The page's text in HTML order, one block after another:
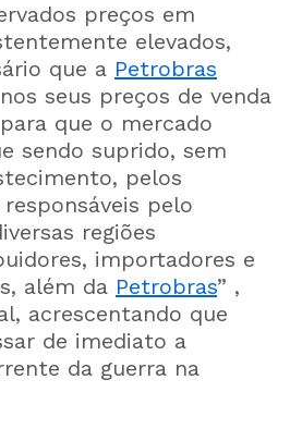
preços em
elevados,
que a Petrobras
seus preços de venda
que o mercado
sendo suprido, sem
pelos
pelo
regiões
importadores e
além da Petrobras” ,
acrescentando que
de imediato a
da guerra na